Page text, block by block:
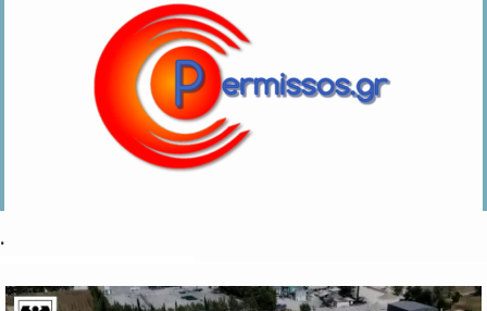
.